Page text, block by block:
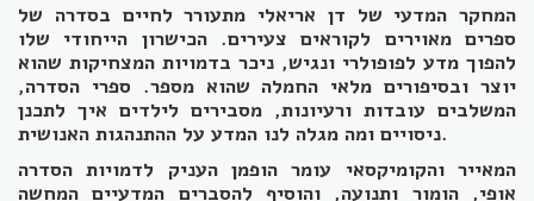
המחקר המדעי של דן אריאלי מתעורר לחיים בסדרה של
ספרים מאוירים לקוראים צעירים. הכישרון הייחודי שלו
להפוך מדע לפופולרי ונגיש, ניכר בדמויות המצחיקות שהוא
יוצר ובסיפורים מלאי החמלה שהוא מספר. ספרי הסדרה,
המשלבים עובדות ורעיונות, מסבירים לילדים איך לתכנן
ניסויים ומה מגלה לנו המדע על ההתנהגות האנושית.
המאייר והקומיקסאי עומר הופמן העניק לדמויות הסדרה
אופי, הומור ותנועה, והוסיף להסברים המדעיים המחשה